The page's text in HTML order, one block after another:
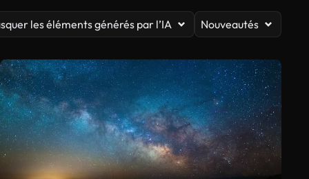
les éléments générés par l’IA Nouveautés